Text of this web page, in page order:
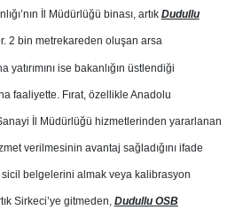
İl Müdürlüğü binası, artık Dudullu
2 bin metrekareden oluşan arsa
yatırımını ise bakanlığın üstlendiği
faaliyette. Fırat, özellikle Anadolu
İl Müdürlüğü hizmetlerinden yararlanan
verilmesinin avantaj sağladığını ifade
belgelerini almak veya kalibrasyon
Sirkeci’ye gitmeden, Dudullu OSB